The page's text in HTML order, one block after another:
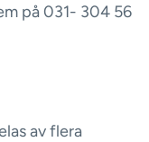
på 031- 304 56
av flera